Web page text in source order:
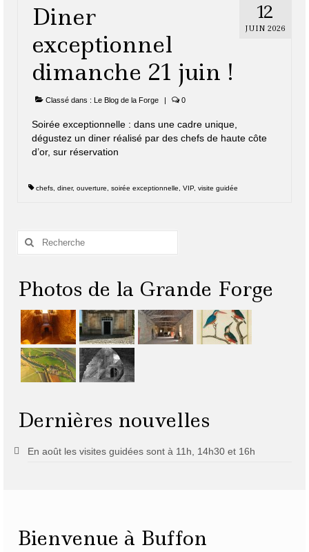
12
JUIN 2026
Diner
exceptionnel
dimanche 21 juin !
Classé dans : Le Blog de la Forge | 0
Soirée exceptionnelle : dans une cadre unique,
dégustez un diner réalisé par des chefs de haute côte
d’or, sur réservation
chefs diner, ouverture soirée exceptionnelle VIP visite guidée
Rechercher
Photos de la Grande Forge
Dernières nouvelles
En août les visites guidées sont à 11h, 14h30 et 16h
Bienvenue à Buffon